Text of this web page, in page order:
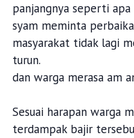
panjangnya seperti apa
syam meminta
masyarakat tidak lagi
turun.
dan warga merasa am
Sesuai harapan warga
terdampak bajir